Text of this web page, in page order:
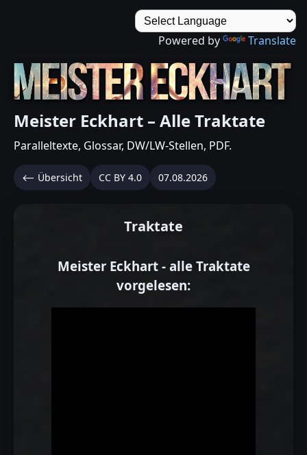
Powered by Translate
Meister Eckhart – Alle Traktate
Paralleltexte, Glossar, DW/LW-Stellen, PDF.
⟵ Übersicht CC BY 4.0 07.08.2026
Traktate
Meister Eckhart - alle Traktate
vorgelesen: